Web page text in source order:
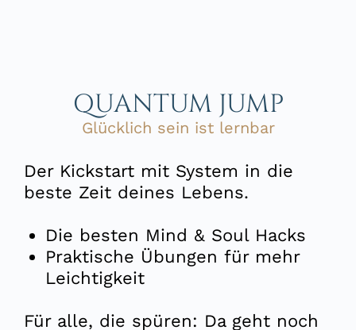
QUANTUM JUMP
Glücklich sein ist lernbar
Der Kickstart mit System in die
beste Zeit deines Lebens.
Die besten Mind & Soul Hacks
Praktische Übungen für mehr
Leichtigkeit
Für alle, die spüren: Da geht noch